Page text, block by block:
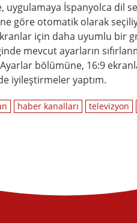
İspanyolca dil
göre otomatik olarak
için daha uyumlu bir
mevcut ayarların
bölümüne, 16:9
iyileştirmeler yaptım.
haber kanalları televizyon